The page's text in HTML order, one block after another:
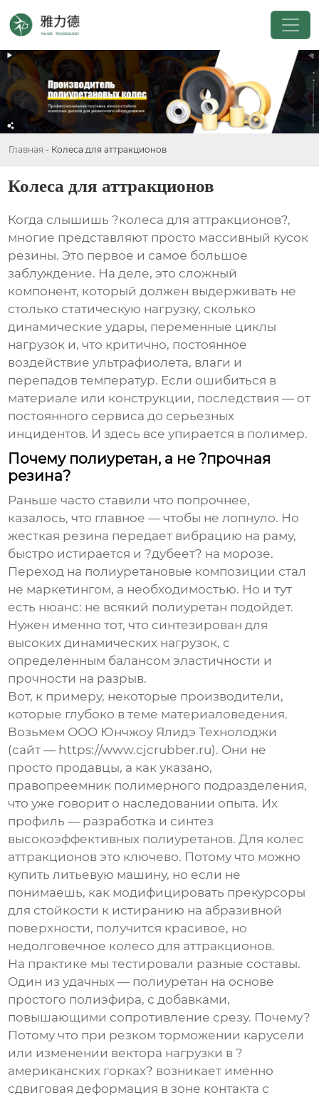
Главная - Колеса для аттракционов
Колеса для аттракционов
Когда слышишь ?колеса для аттракционов?,
многие представляют просто массивный кусок
резины. Это первое и самое большое
заблуждение. На деле, это сложный
компонент, который должен выдерживать не
столько статическую нагрузку, сколько
динамические удары, переменные циклы
нагрузок и, что критично, постоянное
воздействие ультрафиолета, влаги и
перепадов температур. Если ошибиться в
материале или конструкции, последствия — от
постоянного сервиса до серьезных
инцидентов. И здесь все упирается в полимер.
Почему полиуретан, а не ?прочная
резина?
Раньше часто ставили что попрочнее,
казалось, что главное — чтобы не лопнуло. Но
жесткая резина передает вибрацию на раму,
быстро истирается и ?дубеет? на морозе.
Переход на полиуретановые композиции стал
не маркетингом, а необходимостью. Но и тут
есть нюанс: не всякий полиуретан подойдет.
Нужен именно тот, что синтезирован для
высоких динамических нагрузок, с
определенным балансом эластичности и
прочности на разрыв.
Вот, к примеру, некоторые производители,
которые глубоко в теме материаловедения.
Возьмем ООО Юнчжоу Ялидэ Технолоджи
(сайт — https://www.cjcrubber.ru). Они не
просто продавцы, а как указано,
правопреемник полимерного подразделения,
что уже говорит о наследовании опыта. Их
профиль — разработка и синтез
высокоэффективных полиуретанов. Для колес
аттракционов это ключево. Потому что можно
купить литьевую машину, но если не
понимаешь, как модифицировать прекурсоры
для стойкости к истиранию на абразивной
поверхности, получится красивое, но
недолговечное колесо для аттракционов.
На практике мы тестировали разные составы.
Один из удачных — полиуретан на основе
простого полиэфира, с добавками,
повышающими сопротивление срезу. Почему?
Потому что при резком торможении карусели
или изменении вектора нагрузки в ?
американских горках? возникает именно
сдвиговая деформация в зоне контакта с